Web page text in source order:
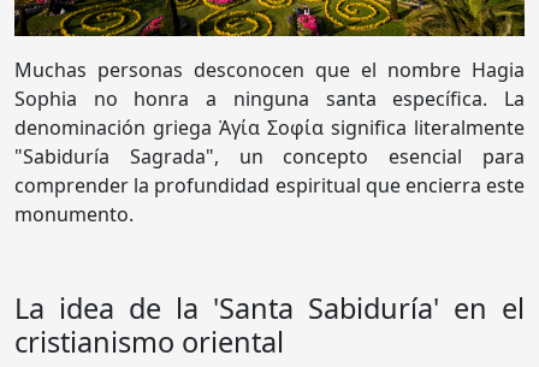
Muchas personas desconocen que el nombre Hagia
Sophia no honra a ninguna santa específica. La
denominación griega Ἁγία Σοφία significa literalmente
"Sabiduría Sagrada", un concepto esencial para
comprender la profundidad espiritual que encierra este
monumento.
La idea de la 'Santa Sabiduría' en el
cristianismo oriental